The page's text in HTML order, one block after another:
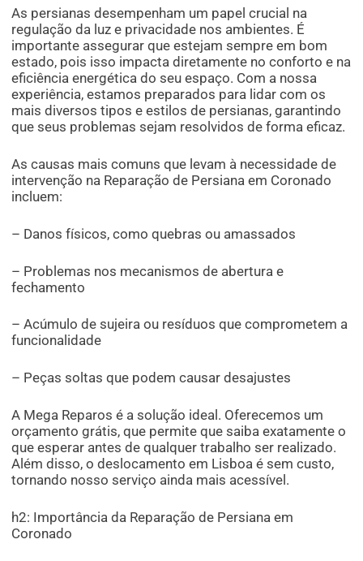
As persianas desempenham um papel crucial na
regulação da luz e privacidade nos ambientes. É
importante assegurar que estejam sempre em bom
estado, pois isso impacta diretamente no conforto e na
eficiência energética do seu espaço. Com a nossa
experiência, estamos preparados para lidar com os
mais diversos tipos e estilos de persianas, garantindo
que seus problemas sejam resolvidos de forma eficaz.
As causas mais comuns que levam à necessidade de
intervenção na Reparação de Persiana em Coronado
incluem:
– Danos físicos, como quebras ou amassados
– Problemas nos mecanismos de abertura e
fechamento
– Acúmulo de sujeira ou resíduos que comprometem a
funcionalidade
– Peças soltas que podem causar desajustes
A Mega Reparos é a solução ideal. Oferecemos um
orçamento grátis, que permite que saiba exatamente o
que esperar antes de qualquer trabalho ser realizado.
Além disso, o deslocamento em Lisboa é sem custo,
tornando nosso serviço ainda mais acessível.
h2: Importância da Reparação de Persiana em
Coronado